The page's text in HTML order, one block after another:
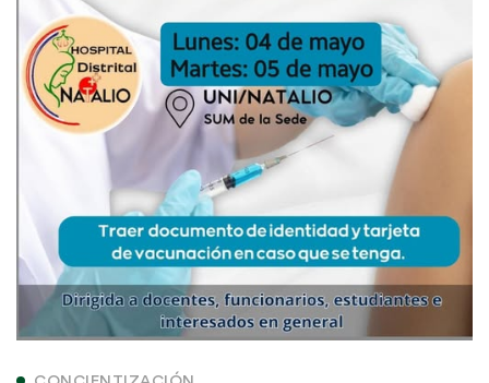
UNI
Filial
Natalio